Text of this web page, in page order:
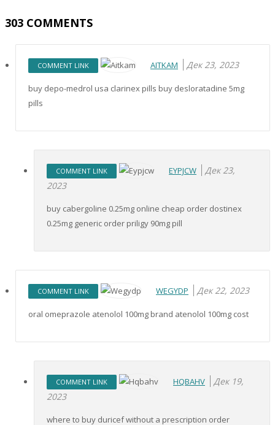
303 COMMENTS
COMMENT LINK AITKAM Дек 23, 2023
buy depo-medrol usa clarinex pills buy desloratadine 5mg
pills
COMMENT LINK EYPJCW
Дек 23,
2023
buy cabergoline 0.25mg online cheap order dostinex
0.25mg generic order priligy 90mg pill
COMMENT LINK WEGYDP Дек 22, 2023
oral omeprazole atenolol 100mg brand atenolol 100mg cost
COMMENT LINK HQBAHV
Дек 19,
2023
where to buy duricef without a prescription order